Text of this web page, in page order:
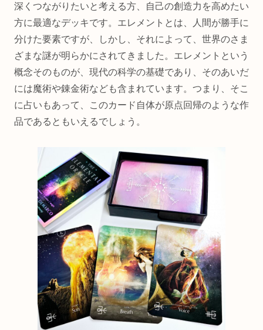
深くつながりたいと考える方、自己の創造力を高めたい
方に最適なデッキです。エレメントとは、人間が勝手に
分けた要素ですが、しかし、それによって、世界のさま
ざまな謎が明らかにされてきました。エレメントという
概念そのものが、現代の科学の基礎であり、そのあいだ
には魔術や錬金術なども含まれています。つまり、そこ
に占いもあって、このカード自体が原点回帰のような作
品であるともいえるでしょう。